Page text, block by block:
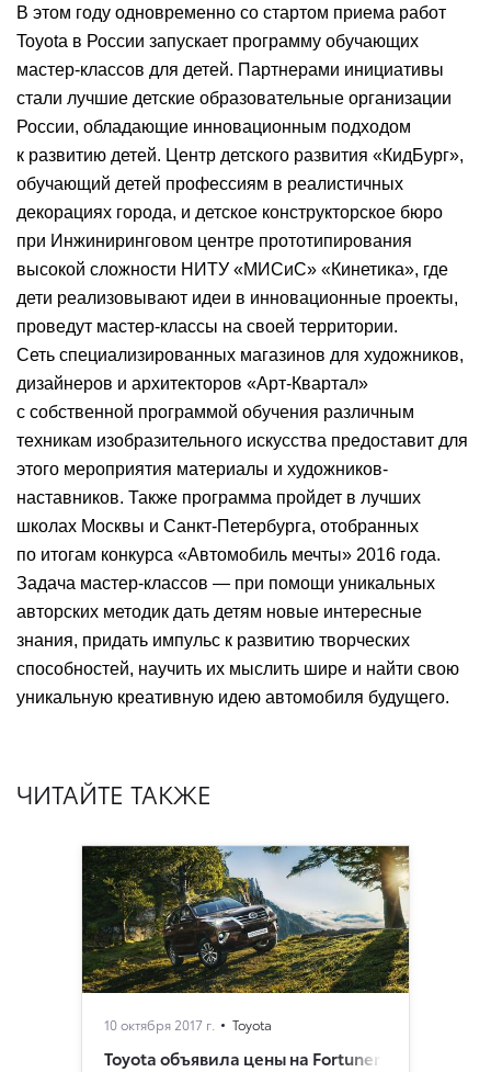
В этом году одновременно со стартом приема работ
Toyota в России запускает программу обучающих
мастер-классов для детей. Партнерами инициативы
стали лучшие детские образовательные организации
России, обладающие инновационным подходом
к развитию детей. Центр детского развития «КидБург»,
обучающий детей профессиям в реалистичных
декорациях города, и детское конструкторское бюро
при Инжиниринговом центре прототипирования
высокой сложности НИТУ «МИСиС» «Кинетика», где
дети реализовывают идеи в инновационные проекты,
проведут мастер-классы на своей территории.
Сеть специализированных магазинов для художников,
дизайнеров и архитекторов «Арт-Квартал»
с собственной программой обучения различным
техникам изобразительного искусства предоставит для
этого мероприятия материалы и художников-
наставников. Также программа пройдет в лучших
школах Москвы и Санкт-Петербурга, отобранных
по итогам конкурса «Автомобиль мечты» 2016 года.
Задача мастер-классов — при помощи уникальных
авторских методик дать детям новые интересные
знания, придать импульс к развитию творческих
способностей, научить их мыслить шире и найти свою
уникальную креативную идею автомобиля будущего.
ЧИТАЙТЕ ТАКЖЕ
10 октября 2017 г. Toyota
Toyota объявила цены на Fortuner